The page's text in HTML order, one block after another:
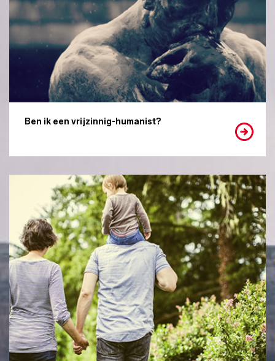
Ben ik een vrijzinnig-humanist?